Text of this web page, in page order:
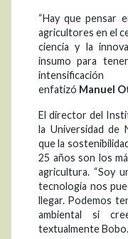
“Hay que pensar
agricultores en el
ciencia y la
insumo para
enfatizó Manuel
El director del
la Universidad de
que la
25 años son los
agricultura. “Soy
tecnología nos
llegar. Podemos
ambiental si
textualmente Bobo.